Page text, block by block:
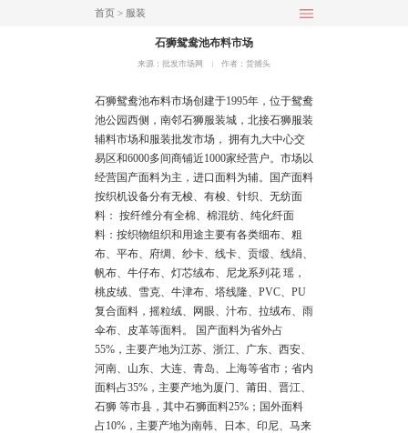
首页> 服装
石狮鸳鸯池布料市场
来源：批发市场网 作者：货捕头
石狮鸳鸯池布料市场创建于1995年，位于鸳鸯
池公园西侧，南邻石狮服装城，北接石狮服装
辅料市场和服装批发市场， 拥有九大中心交
易区和6000多间商铺近1000家经营户。市场以
经营国产面料为主，进口面料为辅。国产面料
按织机设备分有无梭、有梭、针织、无纺面
料： 按纤维分有全棉、棉混纺、纯化纤面
料：按织物组织和用途主要有各类细布、粗
布、平布、府绸、纱卡、线卡、贡缎、线绢、
帆布、牛仔布、灯芯绒布、尼龙系列花 瑶，
桃皮绒、雪克、牛津布、塔线隆、PVC、PU
复合面料，摇粒绒、网眼、汁布、拉绒布、雨
伞布、皮革等面料。 国产面料为省外占
55%，主要产地为江苏、浙江、广东、 西安、
河南、山东、 大连、青岛、 上海等省市；省内
面料占35%，主要产地为厦门、莆田、晋江、
石狮 等市县，其中石狮面料25%；国外面料
占10%，主要产地为南韩、日本、印尼、马来